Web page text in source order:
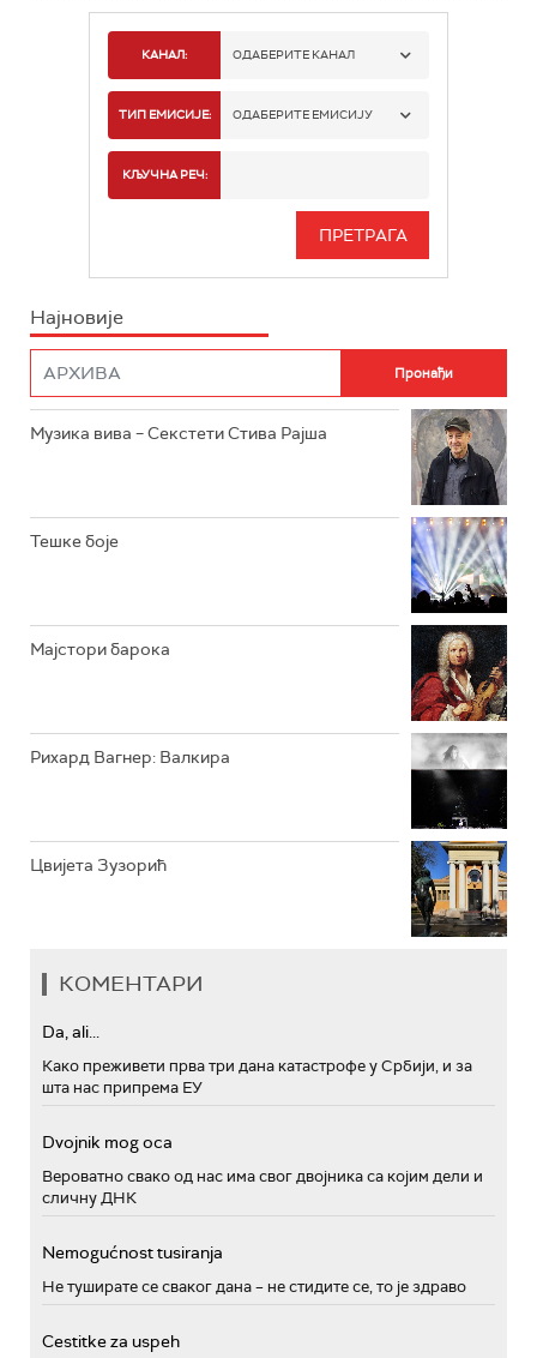
КАНАЛ: ОДАБЕРИТЕ КАНАЛ
РАДИО БЕОГРАД 1
РАДИО БЕОГРАД 3
РАДИО РОКЕНРОЛЕР
ТИП ЕМИСИЈЕ: ОДАБЕРИТЕ ЕМИСИЈУ
ИНФО
КЉУЧНА РЕЧ:
Најновије
Музика вива – Секстети Стива Рајша
Тешке боје
Мајстори барока
Рихард Вагнер: Валкира
Цвијета Зузорић
КОМЕНТАРИ
Da, ali...
Како преживети прва три дана катастрофе у Србији, и за
шта нас припрема ЕУ
Dvojnik mog oca
Вероватно свако од нас има свог двојника са којим дели и
сличну ДНК
Nemogućnost tusiranja
Не туширате се сваког дана – не стидите се, то је здраво
Cestitke za uspeh